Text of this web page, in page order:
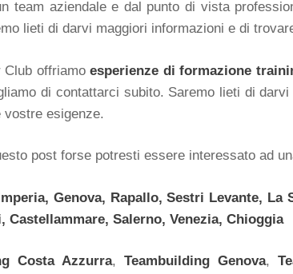
team aziendale e dal punto di vista
lieti di darvi maggiori informazioni e di
Club offriamoesperienze di formazione
di contattarci subito. Saremo lieti di
vostre esigenze.
post forse potresti essere interessato ad
Genova, Rapallo, Sestri Levante,
Castellammare, Salerno, Venezia, Chioggia
Costa Azzurra, Teambuilding Genova,